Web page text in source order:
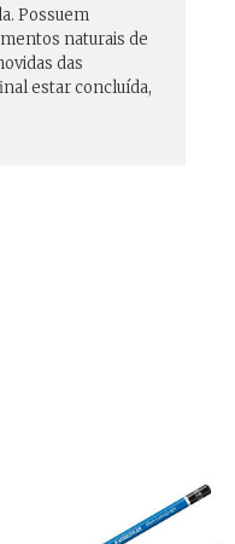
Possuem
naturais de
das
estar concluída,